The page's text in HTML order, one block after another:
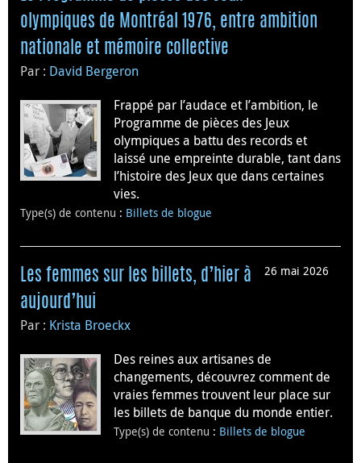
olympiques de Montréal 1976, entre ambition
nationale et mémoire collective
Par : David Bergeron
Frappé par l’audace et l’ambition, le
Programme de pièces des Jeux
olympiques a battu des records et
laissé une empreinte durable, tant dans
l’histoire des Jeux que dans certaines
vies.
Type(s) de contenu : Billets de blogue
26 mai 2026
Les femmes sur les billets, d’hier à
aujourd’hui
Par : Krista Broeckx
Des reines aux artisanes de
changements, découvrez comment de
vraies femmes trouvent leur place sur
les billets de banque du monde entier.
Type(s) de contenu : Billets de blogue